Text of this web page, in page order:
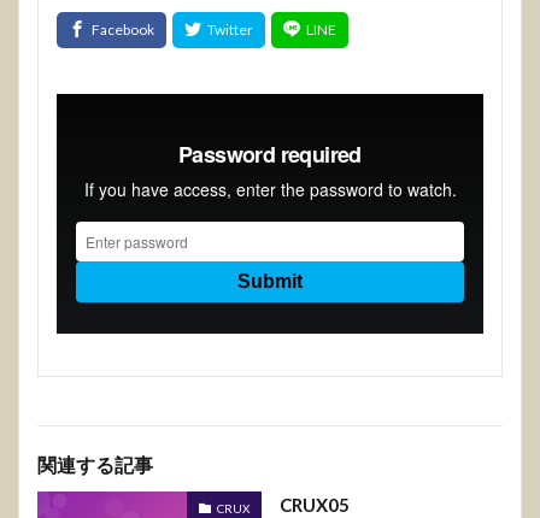
関連する記事
CRUX CRUX05